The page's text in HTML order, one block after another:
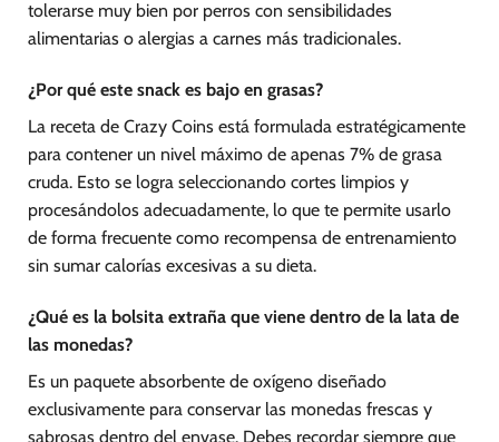
tolerarse muy bien por perros con sensibilidades
alimentarias o alergias a carnes más tradicionales.
¿Por qué este snack es bajo en grasas?
La receta de Crazy Coins está formulada estratégicamente
para contener un nivel máximo de apenas 7% de grasa
cruda. Esto se logra seleccionando cortes limpios y
procesándolos adecuadamente, lo que te permite usarlo
de forma frecuente como recompensa de entrenamiento
sin sumar calorías excesivas a su dieta.
¿Qué es la bolsita extraña que viene dentro de la lata de
las monedas?
Es un paquete absorbente de oxígeno diseñado
exclusivamente para conservar las monedas frescas y
sabrosas dentro del envase. Debes recordar siempre que